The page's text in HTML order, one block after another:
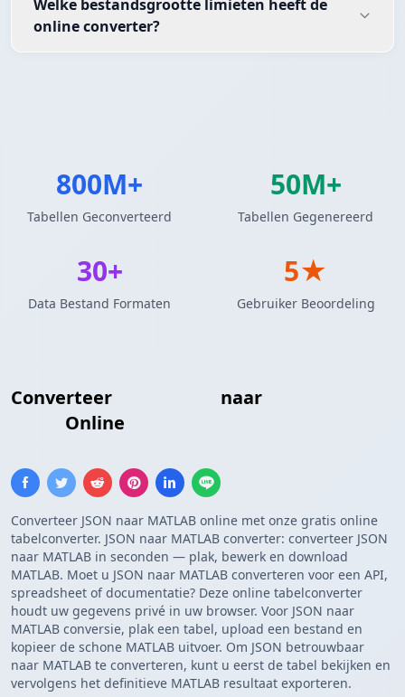
Converteer naar
Online
Converteer JSON naar MATLAB online met onze gratis online
tabelconverter. JSON naar MATLAB converter: converteer JSON
naar MATLAB in seconden — plak, bewerk en download
MATLAB. Moet u JSON naar MATLAB converteren voor een API,
spreadsheet of documentatie? Deze online tabelconverter
houdt uw gegevens privé in uw browser. Voor JSON naar
MATLAB conversie, plak een tabel, upload een bestand en
kopieer de schone MATLAB uitvoer. Om JSON betrouwbaar
naar MATLAB te converteren, kunt u eerst de tabel bekijken en
vervolgens het definitieve MATLAB resultaat exporteren.
Welke bestandsgrootte limieten heeft de
online converter?
800M+
Tabellen Geconverteerd
50M+
Tabellen Gegenereerd
30+
Data Bestand Formaten
5★
Gebruiker Beoordeling